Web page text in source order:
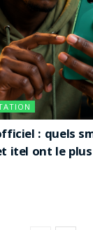
: quels
itel ont le